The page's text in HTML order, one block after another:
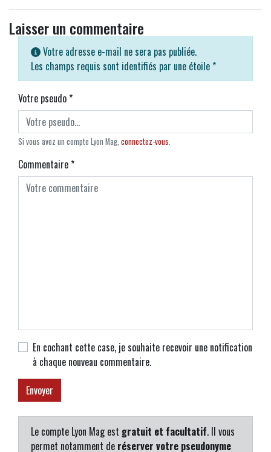
Laisser un commentaire
Votre adresse e-mail ne sera pas publiée.
Les champs requis sont identifiés par une étoile *
Votre pseudo*
Si vous avez un compte Lyon Mag, connectez-vous.
Commentaire*
En cochant cette case, je souhaite recevoir une notification
à chaque nouveau commentaire.
Le compte Lyon Mag est gratuit et facultatif. Il vous
permet notamment de réserver votre pseudonyme